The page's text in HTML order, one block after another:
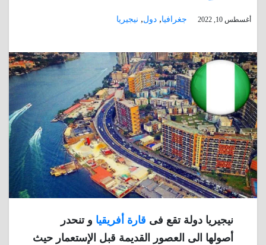
أغسطس 10, 2022 جغرافيا, دول, نيجيريا
نيجيريا دولة تقع فى قارة أفريقيا و تنحدر
أصولها الى العصور القديمة قبل الإستعمار حيث